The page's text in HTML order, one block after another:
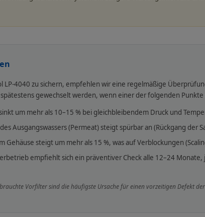
LP-4040 zu sichern, empfehlen wir eine regelmäßige
gewechselt werden, wenn einer der folgenden
um mehr als 10–15 % bei gleichbleibendem Druck und
Ausgangswassers (Permeat) steigt spürbar an (Rückgang der
Gehäuse steigt um mehr als 15 %, was auf Verblockungen
empfiehlt sich ein präventiver Check alle 12–24 Monate,
Vorfilter sind die häufigste Ursache für einen vorzeitigen Defekt